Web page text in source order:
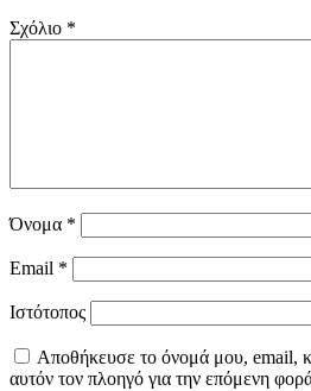
Σχόλιο *
Όνομα *
Email *
Ιστότοπος
Αποθήκευσε το όνομά μου, email,
αυτόν τον πλοηγό για την επόμενη